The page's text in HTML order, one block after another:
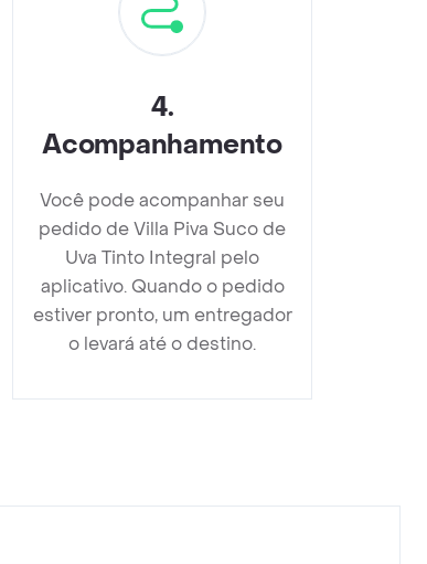
4.
Acompanhamento
Você pode acompanhar seu
pedido de Villa Piva Suco de
Uva Tinto Integral pelo
aplicativo. Quando o pedido
estiver pronto, um entregador
o levará até o destino.